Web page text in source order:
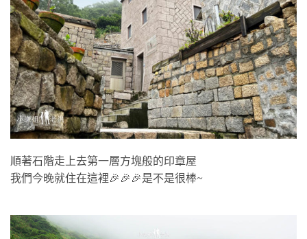
順著石階走上去第一層方塊般的印章屋
我們今晚就住在這裡🎉🎉🎉是不是很棒~